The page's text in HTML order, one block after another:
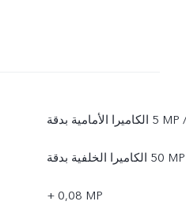
الكاميرا الأمامية بدقة ‎5 MP /
الكاميرا الخلفية بدقة ‎50 MP
+ ‏‎0,08 MP